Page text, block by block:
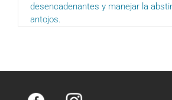
desencadenantes y manejar la
antojos.